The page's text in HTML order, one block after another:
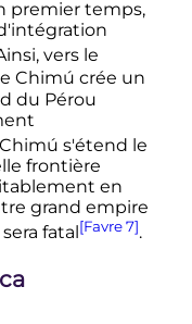
premier temps,
vers le
Chimú crée un
du Pérou
s'étend le
frontière
en
grand empire
fatal [Favre 7].